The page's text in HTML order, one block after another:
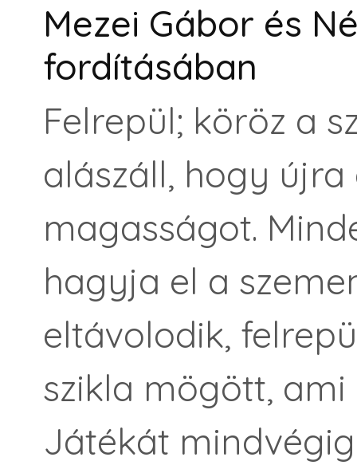
Mezei Gábor és
fordításában
Felrepül; köröz a
alászáll, hogy
magasságot.
hagyja el a
eltávolodik,
szikla mögött,
Játékát